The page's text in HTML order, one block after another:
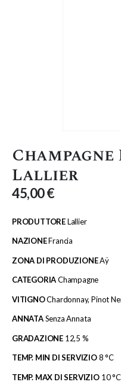
Champagne
Lallier
45,00€
PRODUTTORELallier
NAZIONEFrancia
ZONA DI PRODUZIONEAÿ
CATEGORIAChampagne
VITIGNOChardonnay, Pinot
ANNATASenza Annata
GRADAZIONE 12,5 %
TEMP. MIN DI SERVIZIO8 °C
TEMP. MAX DI SERVIZIO10 °C